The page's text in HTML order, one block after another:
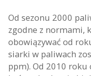
Od sezonu 2000
zgodne z normami,
obowiązywać od
siarki w paliwach
ppm). Od 2010